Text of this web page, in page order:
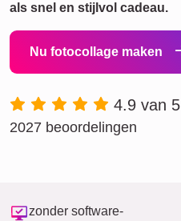
als snel en stijlvol cadeau.
Nu fotocollage maken
4.9 van 5
2027 beoordelingen
zonder software-